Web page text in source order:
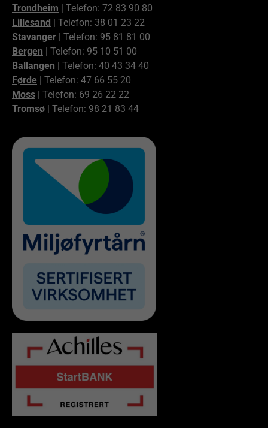
Trondheim | Telefon: 72 83 90 80
Lillesand | Telefon: 38 01 23 22
Stavanger | Telefon: 95 81 81 00
Bergen | Telefon: 95 10 51 00
Ballangen | Telefon: 40 43 34 40
Førde | Telefon: 47 66 55 20
Moss | Telefon: 69 26 22 22
Tromsø | Telefon: 98 21 83 44